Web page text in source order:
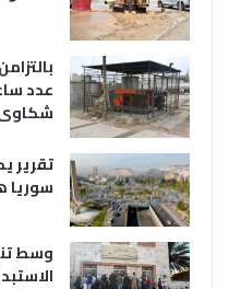
عدد
شكاوى
تقرير
سوريا
وسط